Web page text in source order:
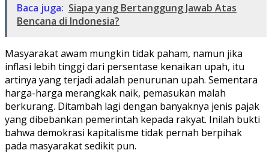
Baca juga: Siapa yang Bertanggung Jawab Atas
Bencana di Indonesia?
Masyarakat awam mungkin tidak paham, namun jika
inflasi lebih tinggi dari persentase kenaikan upah, itu
artinya yang terjadi adalah penurunan upah. Sementara
harga-harga merangkak naik, pemasukan malah
berkurang. Ditambah lagi dengan banyaknya jenis pajak
yang dibebankan pemerintah kepada rakyat. Inilah bukti
bahwa demokrasi kapitalisme tidak pernah berpihak
pada masyarakat sedikit pun.